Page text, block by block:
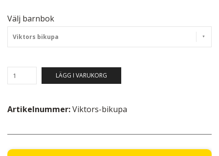
Välj barnbok
Viktors bikupa
LÄGG I VARUKORG
Artikelnummer:Viktors-bikupa